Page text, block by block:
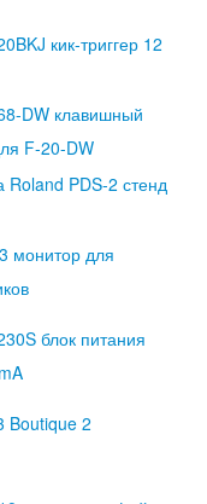
F-20-DW